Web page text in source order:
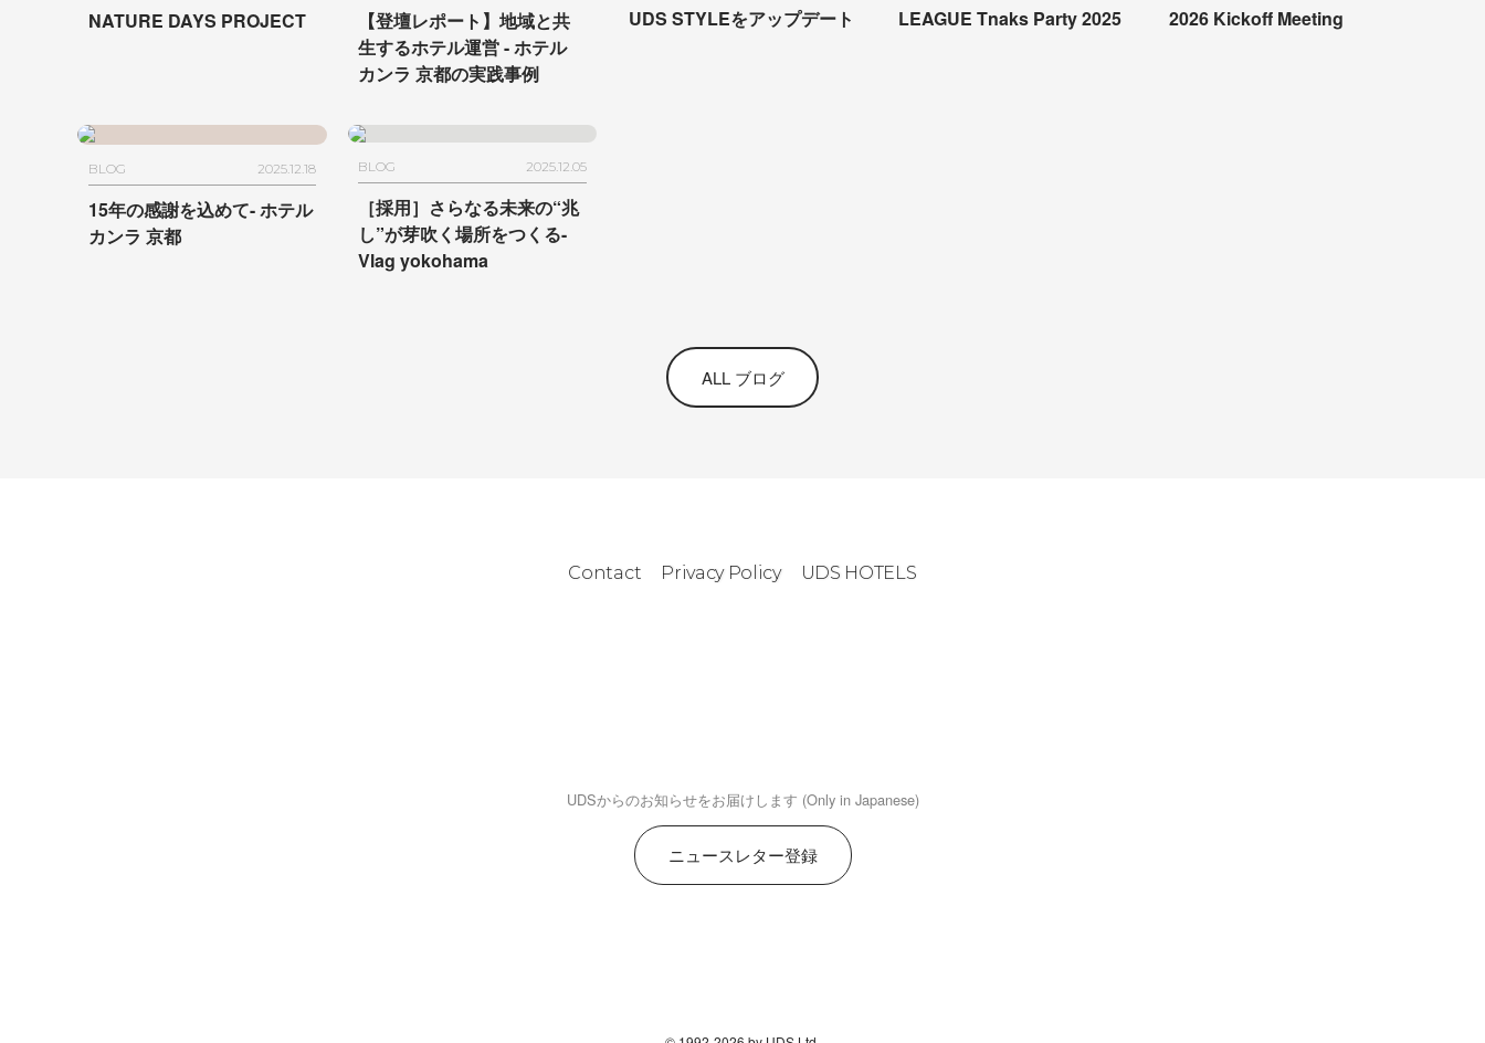
NATURE DAYS PROJECT
【登壇レポート】地域と共
生するホテル運営- ホテル
カンラ 京都の実践事例
UDS STYLEをアップデート LEAGUE Tnaks Party 2025 2026 Kickoff Meeting
BLOG 2025.12.18
15年の感謝を込めて- ホテル
カンラ 京都
BLOG 2025.12.05
［採用］さらなる未来の“兆
し”が芽吹く場所をつくる-
Vlag yokohama
ALL ブログ
Contact Privacy Policy UDS HOTELS
UDSからのお知らせをお届けします (Only in Japanese)
ニュースレター登録